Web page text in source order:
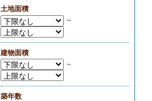
土地面積
～
建物面積
～
築年数